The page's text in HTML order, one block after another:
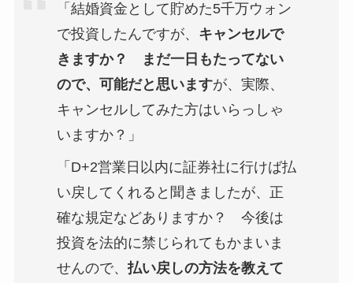
「結婚資金として貯めた5千万ウォン
で投資したんですが、 キャンセルで
きますか？ まだ一日もたってない
ので、可能だと思いますが、実際、
キャンセルしてみた方はいらっしゃ
いますか？」
「D+2営業日以内に証券社に行けば払
い戻してくれると聞きましたが、正
確な規定などありますか？ 今後は
投資を法的に禁じられてもかまいま
せんので、 払い戻しの方法を教えて